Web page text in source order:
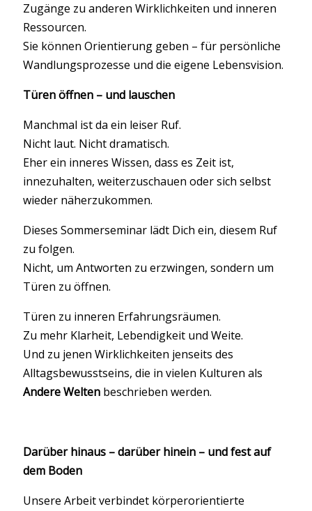
Zugänge zu anderen Wirklichkeiten und inneren
Ressourcen.
Sie können Orientierung geben – für persönliche
Wandlungsprozesse und die eigene Lebensvision.
Türen öffnen – und lauschen
Manchmal ist da ein leiser Ruf.
Nicht laut. Nicht dramatisch.
Eher ein inneres Wissen, dass es Zeit ist,
innezuhalten, weiterzuschauen oder sich selbst
wieder näherzukommen.
Dieses Sommerseminar lädt Dich ein, diesem Ruf
zu folgen.
Nicht, um Antworten zu erzwingen, sondern um
Türen zu öffnen.
Türen zu inneren Erfahrungsräumen.
Zu mehr Klarheit, Lebendigkeit und Weite.
Und zu jenen Wirklichkeiten jenseits des
Alltagsbewusstseins, die in vielen Kulturen als
Andere Weltenbeschrieben werden.
Darüber hinaus – darüber hinein – und fest auf
dem Boden
Unsere Arbeit verbindet körperorientierte